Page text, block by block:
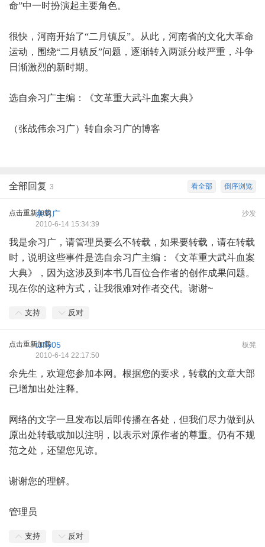
命”中一时扮演起主要角色。
很快，河南开始了“二月镇反”。从此，河南省的文化大革命
运动，围绕“二月镇反”问题，逐渐转入两派分歧严重，斗争
日渐激烈的新时期。
选自余习广主编：《文革重大武斗血案大典》
（张战伟余习广）转自余习广的博客
倒序浏览
看全部
全部回复 3
点击重新加载 沙发
余习广
2010-6-14 15:34:39
我是余习广，请管理员要么不转载，如果要转载，请在转载
时，说明这些事件是选自余习广主编：《文革重大武斗血案
大典》，因为这涉及到本书几百位合作者的创作成果问题。
现在你的这种方式，让我很难对作者交代。谢谢~
支持 反对
点击重新加载 板凳
tuffy05
2010-6-14 22:17:50
余先生，欢迎您参加本网。根据您的要求，转载的文章大部
已增加出处注释。
网络的文字一旦发布以后即传播在各处，但我们尽力做到从
原出处转载或加以注明，以表示对原作者的尊重。仍有不规
范之处，还望您见谅。
谢谢您的理解。
管理员
支持 反对